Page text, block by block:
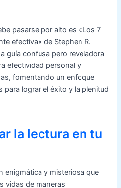
pasarse por alto es «Los 7
efectiva» de Stephen R.
guía confusa pero reveladora
efectividad personal y
fomentando un enfoque
para lograr el éxito y la plenitud
la lectura en tu
enigmática y misteriosa que
vidas de maneras